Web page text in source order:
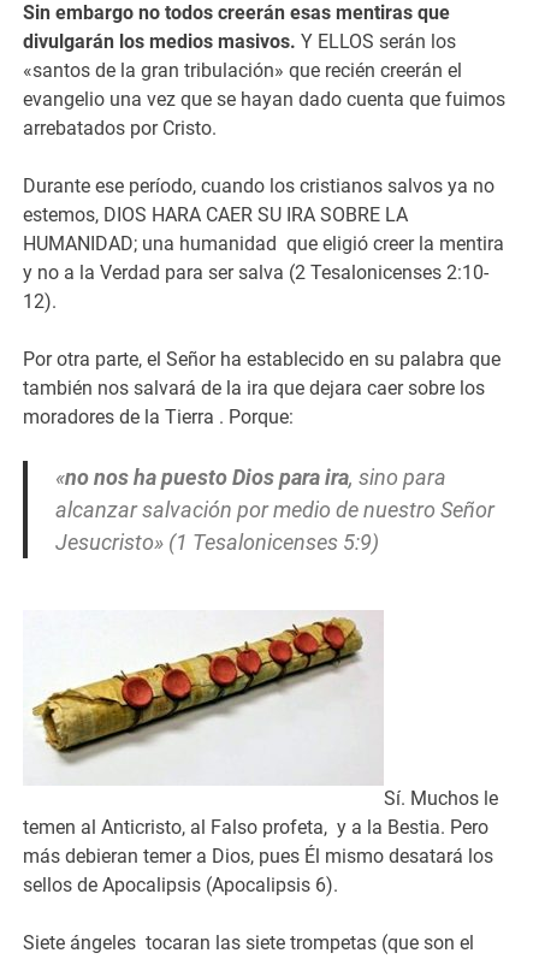
Sin embargo no todos creerán esas mentiras que
divulgarán los medios masivos. Y ELLOS serán los
«santos de la gran tribulación» que recién creerán el
evangelio una vez que se hayan dado cuenta que fuimos
arrebatados por Cristo.
Durante ese período, cuando los cristianos salvos ya no
estemos, DIOS HARA CAER SU IRA SOBRE LA
HUMANIDAD; una humanidad que eligió creer la mentira
y no a la Verdad para ser salva (2 Tesalonicenses 2:10-
12).
Por otra parte, el Señor ha establecido en su palabra que
también nos salvará de la ira que dejara caer sobre los
moradores de la Tierra . Porque:
«no nos ha puesto Dios para ira, sino para
alcanzar salvación por medio de nuestro Señor
Jesucristo» (1 Tesalonicenses 5:9)
Sí. Muchos le
temen al Anticristo, al Falso profeta, y a la Bestia. Pero
más debieran temer a Dios, pues Él mismo desatará los
sellos de Apocalipsis (Apocalipsis 6).
Siete ángeles tocaran las siete trompetas (que son el